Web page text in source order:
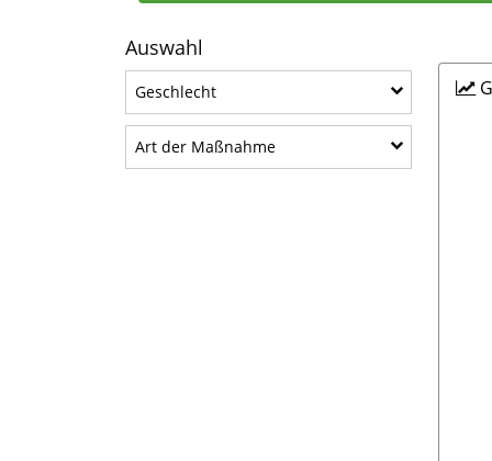
Auswahl
GeschlechtGeschlecht
Art der MaßnahmeArt der Maßnahme